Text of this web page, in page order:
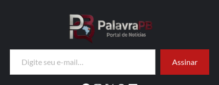
Digite seu e-mail…
Assinar